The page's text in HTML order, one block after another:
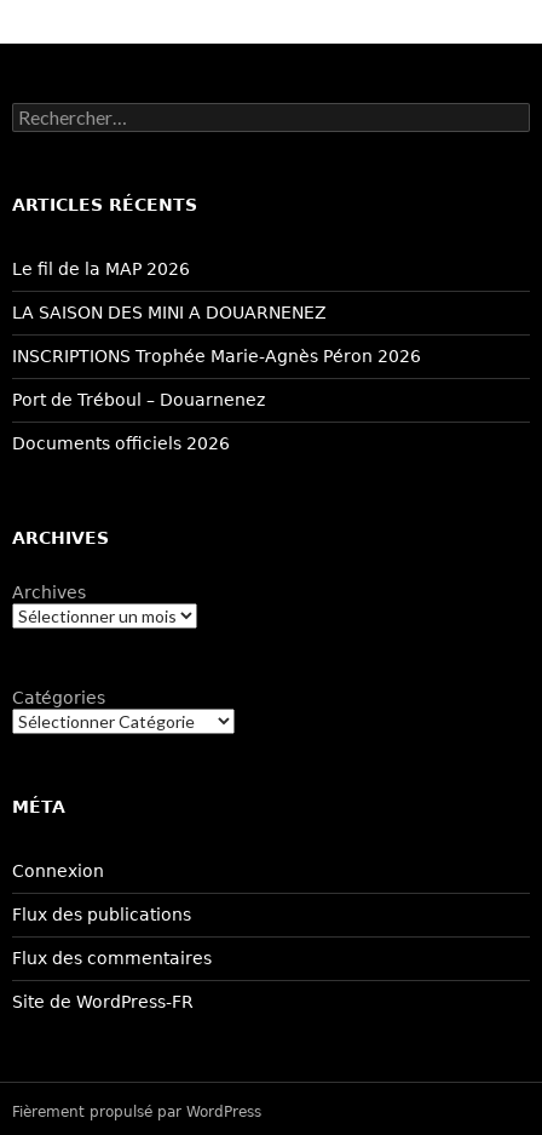
Rechercher :
ARTICLES RÉCENTS
Le fil de la MAP 2026
LA SAISON DES MINI A DOUARNENEZ
INSCRIPTIONS Trophée Marie-Agnès Péron 2026
Port de Tréboul – Douarnenez
Documents officiels 2026
ARCHIVES
Archives
Catégories
MÉTA
Connexion
Flux des publications
Flux des commentaires
Site de WordPress-FR
Fièrement propulsé par WordPress